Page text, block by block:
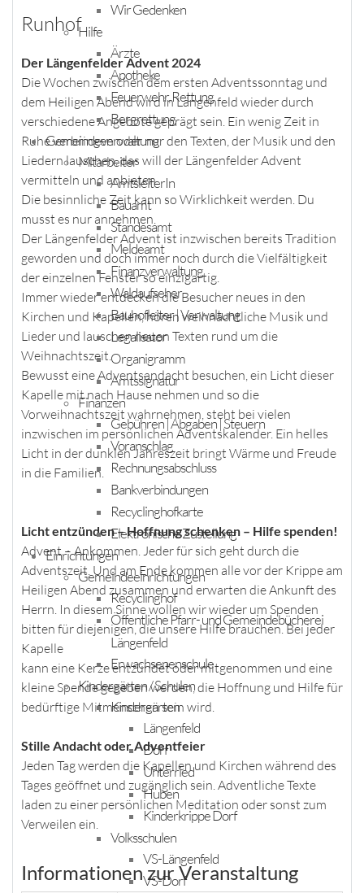
Wir Gedenken
Hilfe
Ärzte
Apotheke
Feuerwehr, Rettung
Bergrettung
Gemeindeverwaltung
Mitarbeiter
AmtsleiterIn
Bauamt
Standesamt
Meldeamt
Finanzverwaltung
Waldaufseher
Bauhofleiter | Verwaltung
Legalisator
Organigramm
Amtssignatur
Finanzen
Gebühren | Abgaben | Steuern
Voranschlag
Rechnungsabschluss
Bankverbindungen
Recyclinghofkarte
Elektronische Zustellung
Einrichtungen
Gemeindeeinrichtungen
Recyclinghof
Öffentliche Pfarr- und Gemeindebücherei
Längenfeld
Erwachsenenschule
Kindergärten / Schulen
Kindergärten
Längenfeld
Dorf
Unterried
Huben
Kinderkrippe Dorf
Volksschulen
VS-Längenfeld
VS-Dorf
Runhof
Der Längenfelder Advent 2024
Die Wochen zwischen dem ersten Adventssonntag und
dem Heiligen Abend wird in Längenfeld wieder durch
verschiedene Angebote geprägt sein. Ein wenig Zeit in
Ruhe verbringen oder nur den Texten, der Musik und den
Liedern lauschen, das will der Längenfelder Advent
vermitteln und anbieten.
Die besinnliche Zeit kann so Wirklichkeit werden. Du
musst es nur annehmen.
Der Längenfelder Advent ist inzwischen bereits Tradition
geworden und doch immer noch durch die Vielfältigkeit
der einzelnen Fenster so einzigartig.
Immer wieder entdecken die Besucher neues in den
Kirchen und Kapellen, hören weihnachtliche Musik und
Lieder und lauschen neuen Texten rund um die
Weihnachtszeit.
Bewusst eine Adventsandacht besuchen, ein Licht dieser
Kapelle mit nach Hause nehmen und so die
Vorweihnachtszeit wahrnehmen, steht bei vielen
inzwischen im persönlichen Adventskalender. Ein helles
Licht in der dunklen Jahreszeit bringt Wärme und Freude
in die Familien.
Licht entzünden – Hoffnung schenken – Hilfe spenden!
Advent – Ankommen. Jeder für sich geht durch die
Adventszeit. Und am Ende kommen alle vor der Krippe am
Heiligen Abend zusammen und erwarten die Ankunft des
Herrn. In diesem Sinne wollen wir wieder um Spenden
bitten für diejenigen, die unsere Hilfe brauchen. Bei jeder
Kapelle
kann eine Kerze entzündet oder mitgenommen und eine
kleine Spende gegeben werden, die Hoffnung und Hilfe für
bedürftige Mitmenschen sein wird.
Stille Andacht oder Adventfeier
Jeden Tag werden die Kapellen und Kirchen während des
Tages geöffnet und zugänglich sein. Adventliche Texte
laden zu einer persönlichen Meditation oder sonst zum
Verweilen ein.
Informationen zur Veranstaltung